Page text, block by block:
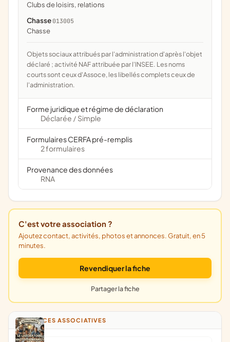
clubs de loisirs, relations
Chasse 013005
chasse
Objets sociaux attribués par l'administration d'après l'objet
déclaré ; activité NAF attribuée par l'INSEE. Les noms
courts sont ceux d'Assoce, les libellés complets ceux de
l'administration.
Forme juridique et régime de déclaration
Déclarée / Simple
Formulaires CERFA pré-remplis
2 formulaires
Provenance des données
RNA
C'est votre association ?
Ajoutez contact, activités, photos et annonces. Gratuit, en 5
minutes.
Revendiquer la fiche
Partager la fiche
ANNONCES ASSOCIATIVES